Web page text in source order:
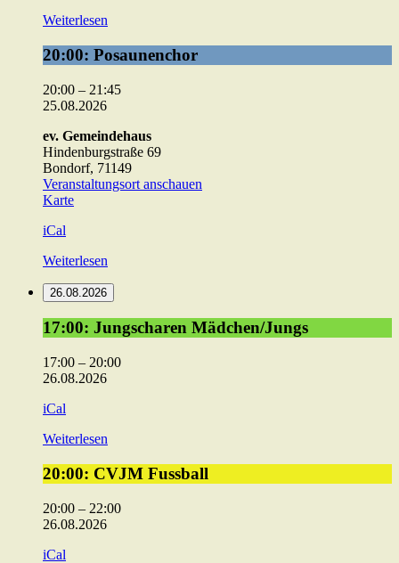
Weiterlesen
20:00:
Posaunenchor
20:00: Posaunenchor
20:00 – 21:45
25.08.2026
ev. Gemeindehaus
Hindenburgstraße 69
Bondorf, 71149
Veranstaltungsort anschauen
Karteev.
iCal
Weiterlesen
26.08.2026
17:00:
Jungscharen
Mädchen/Jungs
17:00: Jungscharen Mädchen/Jungs
17:00 – 20:00
26.08.2026
iCal
Weiterlesen
20:00:
CVJM
Fussball
20:00: CVJM Fussball
20:00 – 22:00
26.08.2026
iCal